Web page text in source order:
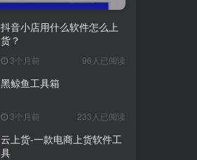
抖音小店用什么软件怎么上
货？
3个月前 96人已阅读
黑鲸鱼工具箱
3个月前 233人已阅读
云上货-一款电商上货软件工
具